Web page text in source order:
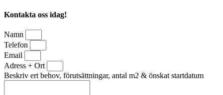
Kontakta oss idag!
Namn
Telefon
Email
Adress + Ort
Beskriv ert behov, förutsättningar, antal m2 & önskat startdatum